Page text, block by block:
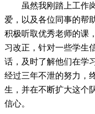
虽然我刚踏上工作
爱，以及各位同事的帮
积极听取优秀老师的课
习改正，针对一些学生
话，及时了解他们在学
经过三年不泄的努力，
生，并在不断扩大这个
信心。